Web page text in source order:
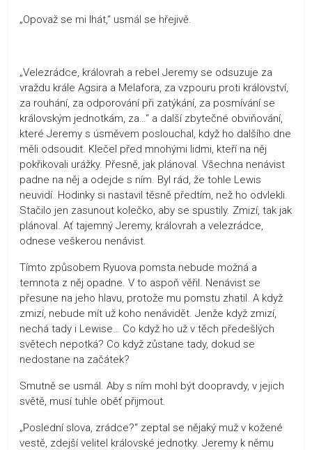
„Opovaž se mi lhát,“ usmál se hřejivě.
„Velezrádce, královrah a rebel Jeremy se odsuzuje za
vraždu krále Agsira a Melafora, za vzpouru proti království,
za rouhání, za odporování při zatýkání, za posmívání se
královským jednotkám, za…“ a další zbytečné obviňování,
které Jeremy s úsměvem poslouchal, když ho dalšího dne
měli odsoudit. Klečel před mnohými lidmi, kteří na něj
pokřikovali urážky. Přesně, jak plánoval. Všechna nenávist
padne na něj a odejde s ním. Byl rád, že tohle Lewis
neuvidí. Hodinky si nastavil těsně předtím, než ho odvlekli.
Stačilo jen zasunout kolečko, aby se spustily. Zmizí, tak jak
plánoval. Ať tajemný Jeremy, královrah a velezrádce,
odnese veškerou nenávist.
Tímto způsobem Ryuova pomsta nebude možná a
temnota z něj opadne. V to aspoň věřil. Nenávist se
přesune na jeho hlavu, protože mu pomstu zhatil. A když
zmizí, nebude mít už koho nenávidět. Jenže když zmizí,
nechá tady i Lewise… Co když ho už v těch předešlých
světech nepotká? Co když zůstane tady, dokud se
nedostane na začátek?
Smutně se usmál. Aby s ním mohl být doopravdy, v jejich
světě, musí tuhle oběť přijmout.
„Poslední slova, zrádce?“ zeptal se nějaký muž v kožené
vestě, zdejší velitel královské jednotky. Jeremy k němu